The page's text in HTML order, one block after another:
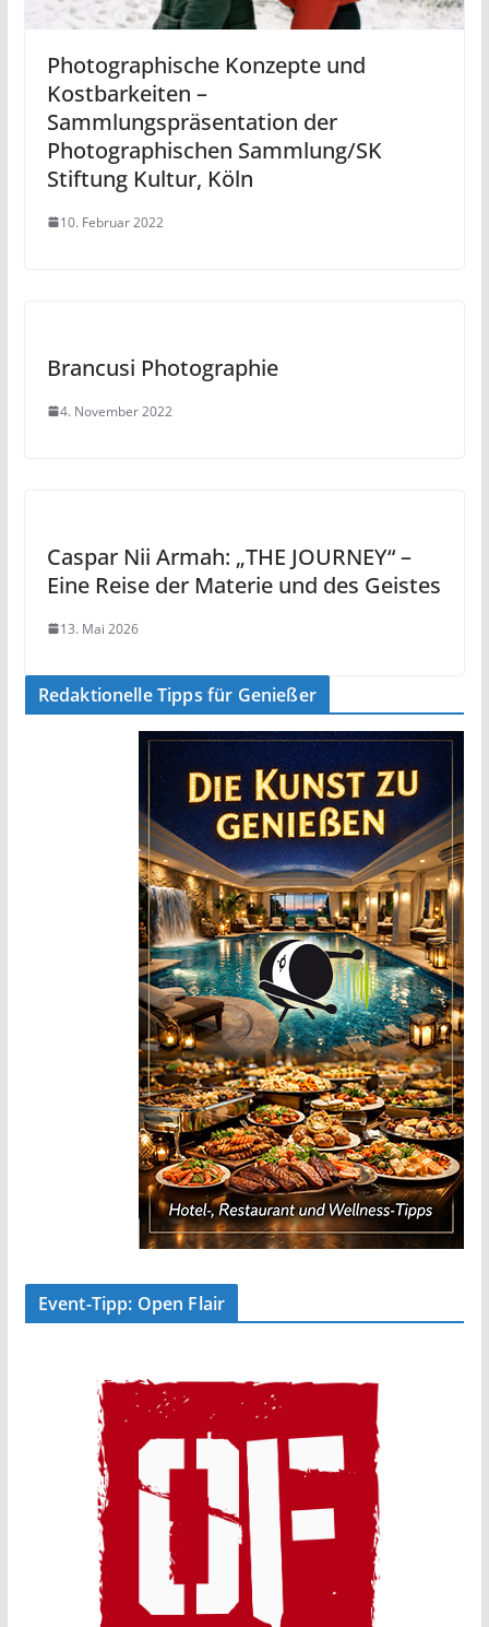
Photographische Konzepte und
Kostbarkeiten –
Sammlungspräsentation der
Photographischen Sammlung/SK
Stiftung Kultur, Köln
10. Februar 2022
Brancusi Photographie
4. November 2022
Caspar Nii Armah: „THE JOURNEY“ –
Eine Reise der Materie und des Geistes
13. Mai 2026
Redaktionelle Tipps für Genießer
Event-Tipp: Open Flair